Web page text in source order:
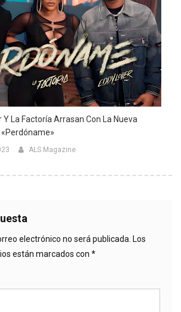
Y La Factoría Arrasan Con La Nueva
ALS Magazine
electrónico no será publicada. Los
están marcados con *